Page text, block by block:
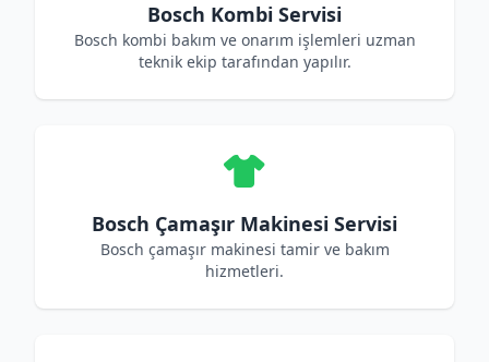
Bosch Kombi Servisi
Bosch kombi bakım ve onarım işlemleri uzman
teknik ekip tarafından yapılır.
Bosch Çamaşır Makinesi Servisi
Bosch çamaşır makinesi tamir ve bakım
hizmetleri.